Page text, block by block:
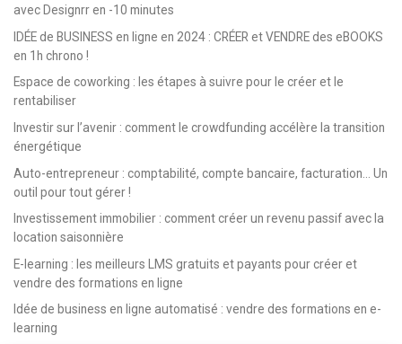
avec Designrr en -10 minutes
IDÉE de BUSINESS en ligne en 2024 : CRÉER et VENDRE des eBOOKS
en 1h chrono !
Espace de coworking : les étapes à suivre pour le créer et le
rentabiliser
Investir sur l’avenir : comment le crowdfunding accélère la transition
énergétique
Auto-entrepreneur : comptabilité, compte bancaire, facturation… Un
outil pour tout gérer !
Investissement immobilier : comment créer un revenu passif avec la
location saisonnière
E-learning : les meilleurs LMS gratuits et payants pour créer et
vendre des formations en ligne
Idée de business en ligne automatisé : vendre des formations en e-
learning